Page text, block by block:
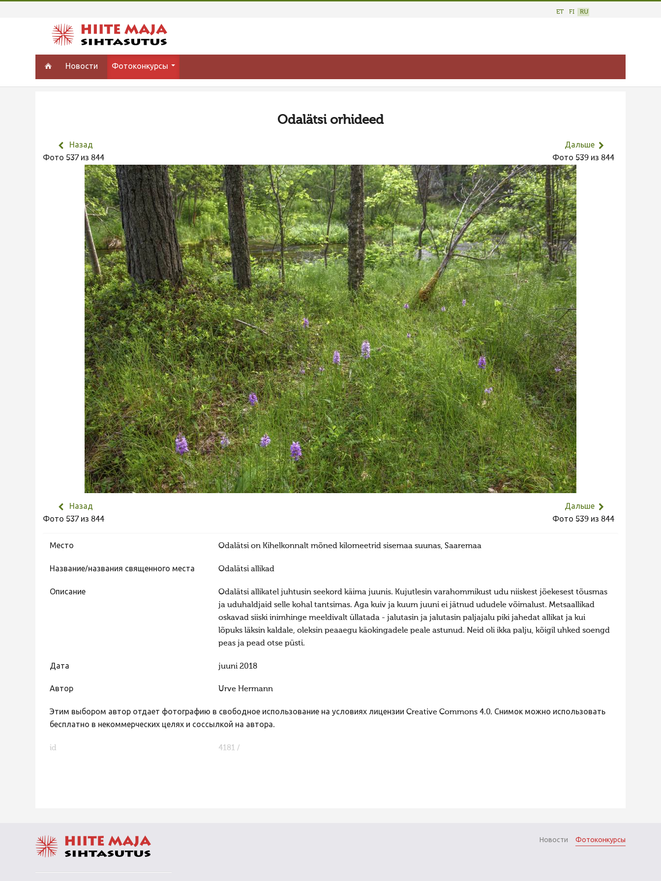
ET FI RU
Новости Фотоконкурсы
Odalätsi orhideed
Назад
Фото 537 из 844
Дальше
Фото 539 из 844
Назад
Фото 537 из 844
Дальше
Фото 539 из 844
Место Odalätsi on Kihelkonnalt mõned kilomeetrid sisemaa suunas, Saaremaa
Название/названия священного места Odalätsi allikad
Описание
Odalätsi allikatel juhtusin seekord käima juunis. Kujutlesin varahommikust udu niiskest jõekesest tõusmas
ja uduhaldjaid selle kohal tantsimas. Aga kuiv ja kuum juuni ei jätnud ududele võimalust. Metsaallikad
oskavad siiski inimhinge meeldivalt üllatada - jalutasin ja jalutasin paljajalu piki jahedat allikat ja kui
lõpuks läksin kaldale, oleksin peaaegu käokingadele peale astunud. Neid oli ikka palju, kõigil uhked soengd
peas ja pead otse püsti.
Дата juuni 2018
Автор Urve Hermann
Этим выбором автор отдает фотографию в свободное использование на условиях лицензии Creative Commons 4.0. Снимок можно использовать
бесплатно в некоммерческих целях и соссылкой на автора.
id 4181 /
Новости Фотоконкурсы